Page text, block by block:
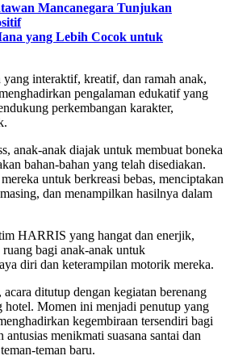
Mancanegara Tunjukan
yang Lebih Cocok untuk
interaktif, kreatif, dan ramah anak,
pengalaman edukatif yang
perkembangan karakter,
anak-anak diajak untuk membuat boneka
bahan-bahan yang telah disediakan.
untuk berkreasi bebas, menciptakan
dan menampilkan hasilnya dalam
HARRIS yang hangat dan enerjik,
bagi anak-anak untuk
diri dan keterampilan motorik mereka.
acara ditutup dengan kegiatan berenang
hotel. Momen ini menjadi penutup yang
kegembiraan tersendiri bagi
antusias menikmati suasana santai dan
teman baru.